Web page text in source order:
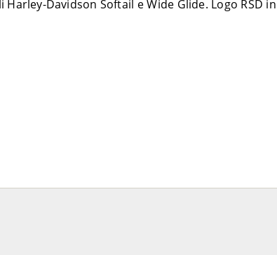
Davidson Softail e Wide Glide. Logo RSD